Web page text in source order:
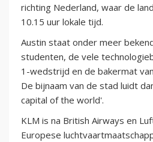
richting Nederland, waar de
10.15 uur lokale tijd.
Austin staat onder meer
studenten, de vele
1-wedstrijd en de bakermat
De bijnaam van de stad luidt
capital of the world'.
KLM is na British Airways en
Europese